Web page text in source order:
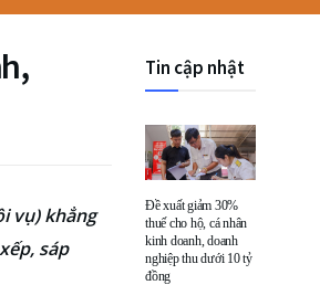
vụ) khẳng
sáp
Tin cập nhật
Đề xuất giảm 30%
thuế cho hộ, cá nhân
kinh doanh, doanh
nghiệp thu dưới 10 tỷ
đồng